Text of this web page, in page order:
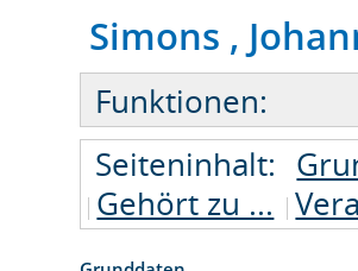
Simons ,
Funktionen:
Seiteninhalt:
Gehört zu ...